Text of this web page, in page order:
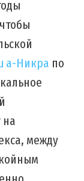
а-Никра по
между